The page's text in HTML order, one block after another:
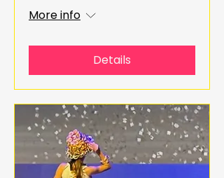
More info
Details